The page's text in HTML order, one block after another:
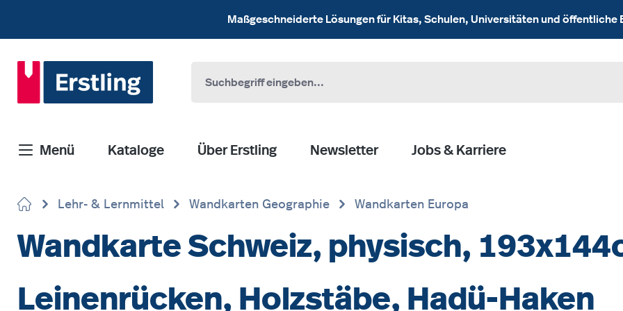
Maßgeschneiderte Lösungen für Kitas, Schulen, Universitäten und öffentliche
Menü Kataloge Über Erstling Newsletter Jobs & Karriere
Lehr- & Lernmittel Wandkarten Geographie Wandkarten Europa
Wandkarte Schweiz, physisch,
Leinenrücken, Holzstäbe, Hadü-Haken